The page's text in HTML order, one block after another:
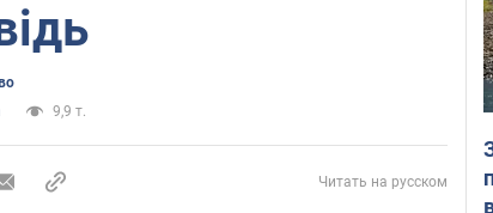
9,9 т.
Читать на русском